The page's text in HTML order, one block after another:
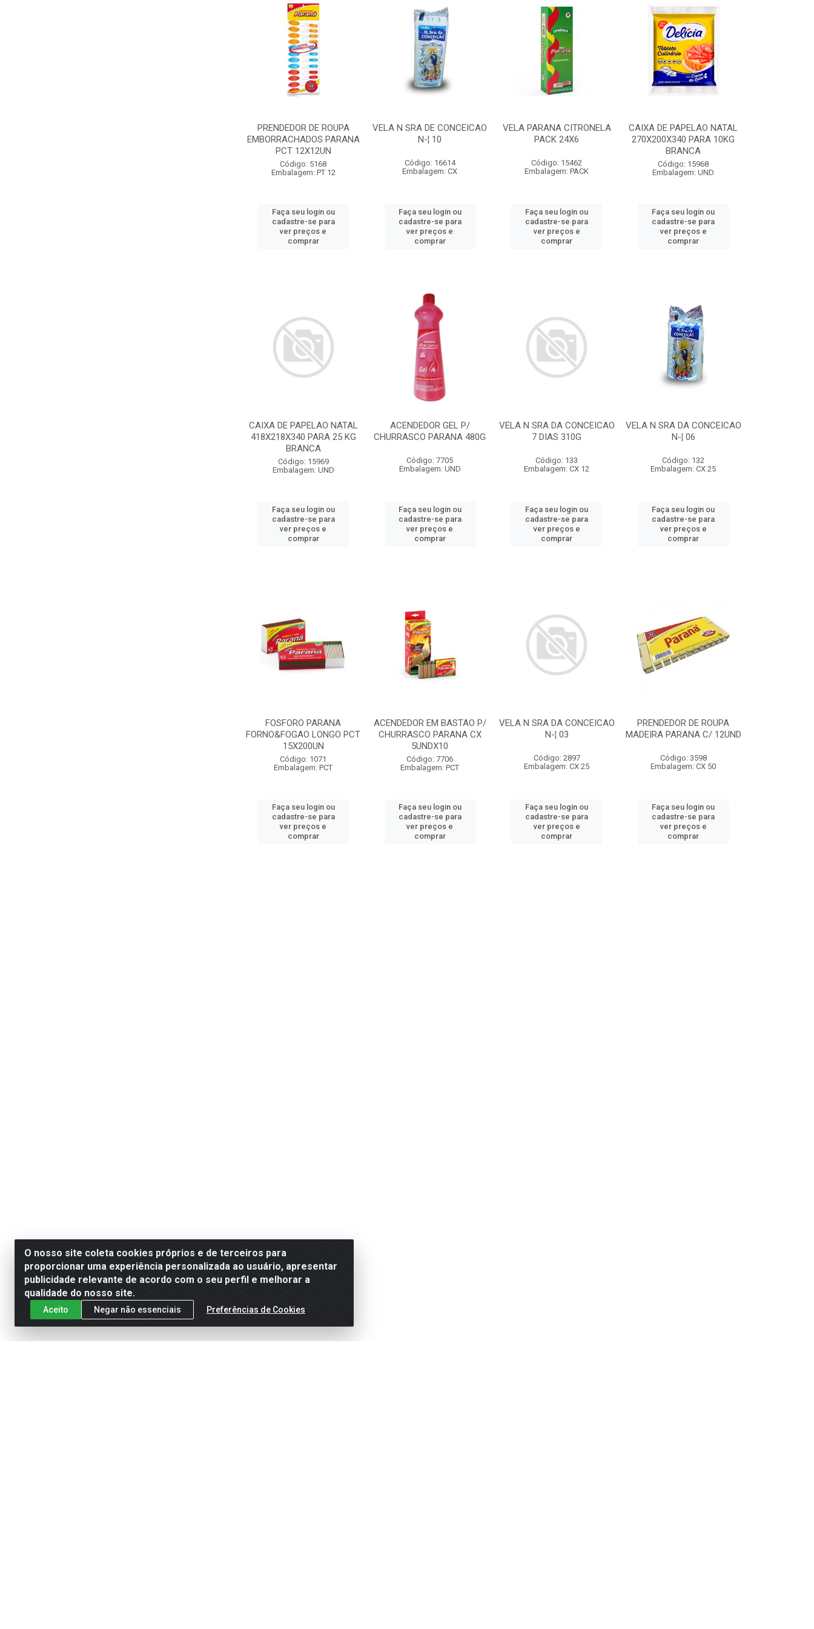
PRENDEDOR DE ROUPA
EMBORRACHADOS PARANA
PCT 12X12UN
Código: 5168
Embalagem: PT 12
Faça seu login ou
cadastre-se para
ver preços e
comprar
VELA N SRA DE CONCEICAO
N-¦ 10
Código: 16614
Embalagem: CX
Faça seu login ou
cadastre-se para
ver preços e
comprar
VELA PARANA CITRONELA
PACK 24X6
Código: 15462
Embalagem: PACK
Faça seu login ou
cadastre-se para
ver preços e
comprar
CAIXA DE PAPELAO NATAL
270X200X340 PARA 10KG
BRANCA
Código: 15968
Embalagem: UND
Faça seu login ou
cadastre-se para
ver preços e
comprar
CAIXA DE PAPELAO NATAL
418X218X340 PARA 25 KG
BRANCA
Código: 15969
Embalagem: UND
Faça seu login ou
cadastre-se para
ver preços e
comprar
ACENDEDOR GEL P/
CHURRASCO PARANA 480G
Código: 7705
Embalagem: UND
Faça seu login ou
cadastre-se para
ver preços e
comprar
VELA N SRA DA CONCEICAO
7 DIAS 310G
Código: 133
Embalagem: CX 12
Faça seu login ou
cadastre-se para
ver preços e
comprar
VELA N SRA DA CONCEICAO
N-¦ 06
Código: 132
Embalagem: CX 25
Faça seu login ou
cadastre-se para
ver preços e
comprar
FOSFORO PARANA
FORNO&FOGAO LONGO PCT
15X200UN
Código: 1071
Embalagem: PCT
Faça seu login ou
cadastre-se para
ver preços e
comprar
ACENDEDOR EM BASTAO P/
CHURRASCO PARANA CX
5UNDX10
Código: 7706
Embalagem: PCT
Faça seu login ou
cadastre-se para
ver preços e
comprar
VELA N SRA DA CONCEICAO
N-¦ 03
Código: 2897
Embalagem: CX 25
Faça seu login ou
cadastre-se para
ver preços e
comprar
PRENDEDOR DE ROUPA
MADEIRA PARANA C/ 12UND
Código: 3598
Embalagem: CX 50
Faça seu login ou
cadastre-se para
ver preços e
comprar
O nosso site coleta cookies próprios e de terceiros para
proporcionar uma experiência personalizada ao usuário, apresentar
publicidade relevante de acordo com o seu perfil e melhorar a
qualidade do nosso site.
Aceito Negar não essenciais Preferências de Cookies